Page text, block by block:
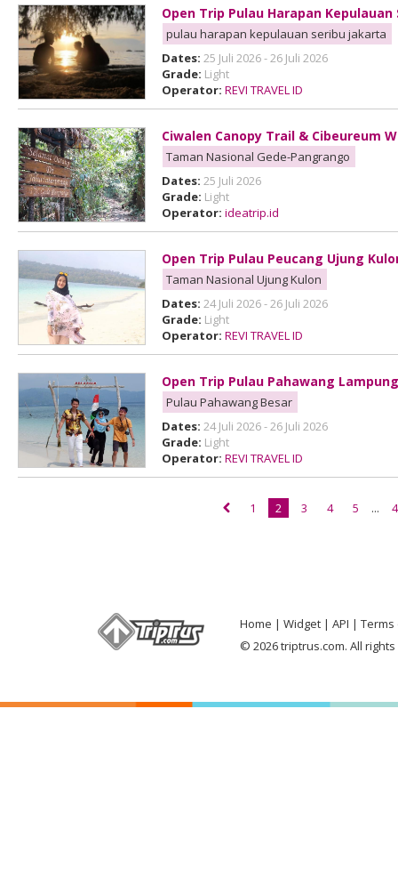
Open Trip Pulau Harapan Kepulauan
pulau harapan kepulauan seribu jakarta
Dates: 25 Juli 2026 - 26 Juli 2026
Grade: Light
Operator: REVI TRAVEL ID
Ciwalen Canopy Trail & Cibeureum
Taman Nasional Gede-Pangrango
Dates: 25 Juli 2026
Grade: Light
Operator: ideatrip.id
Open Trip Pulau Peucang Ujung
Taman Nasional Ujung Kulon
Dates: 24 Juli 2026 - 26 Juli 2026
Grade: Light
Operator: REVI TRAVEL ID
Open Trip Pulau Pahawang
Pulau Pahawang Besar
Dates: 24 Juli 2026 - 26 Juli 2026
Grade: Light
Operator: REVI TRAVEL ID
1 2 3 4 5 ...
Home Widget API
Terms
© 2026 triptrus.com. All